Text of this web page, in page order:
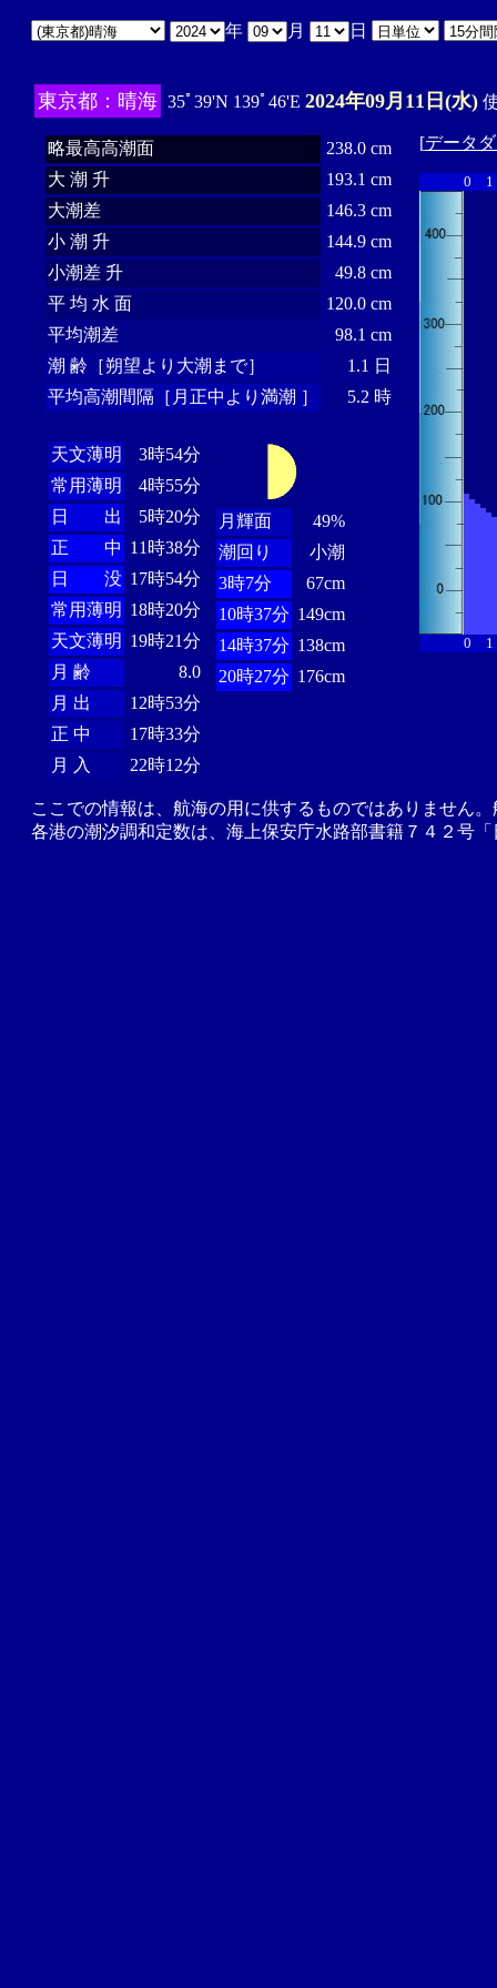
年 月 日
東京都：晴海 35ﾟ39'N 139ﾟ46'E 2024年09月11日(水)
略最高高潮面
238.0 cm
大 潮 升
193.1 cm
大潮差
146.3 cm
小 潮 升
144.9 cm
小潮差 升
49.8 cm
平 均 水 面
120.0 cm
平均潮差
98.1 cm
潮 齢［朔望より大潮まで］
1.1 日
平均高潮間隔［月正中より満潮 ］
5.2 時
天文薄明
3時54分
常用薄明
4時55分
日 出
5時20分
正 中 11時38分
日 没 17時54分
常用薄明 18時20分
天文薄明 19時21分
月 齢
8.0
月 出
12時53分
正 中
17時33分
月 入
22時12分
月輝面
49%
潮回り
小潮
3時7分
67cm
10時37分 149cm
14時37分 138cm
20時27分 176cm
[データ
0 1
0 1
ここでの情報は、航海の用に供するものではありません
各港の潮汐調和定数は、海上保安庁水路部書籍７４２号